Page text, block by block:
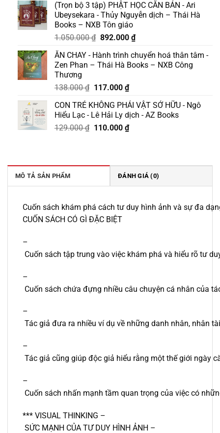
(Trọn bộ 3 tập) PHẬT HỌC CĂN BẢN - Ari
Ubeysekara - Thủy Nguyễn dịch – Thái Hà
Books – NXB Tôn giáo
1.050.000₫ Giá
là:
1.050.000 ₫.
892.000 ₫Giá
tại
là:
ĂN CHAY - Hành trình chuyển hoá thân tâm -
Zen Phan – Thái Hà Books – NXB Công
Thương
138.000₫ Giá
là:
138.000 ₫.
117.000 ₫Giá
tại
là:
117.000 ₫.
CON TRẺ KHÔNG PHẢI VẬT SỞ HỮU - Ngô
Hiểu Lạc - Lê Hải Ly dịch - AZ Books
129.000₫ Giá
110.000 ₫Giá
110.000 ₫.
MÔ TẢ SẢN PHẨM ĐÁNH GIÁ (0)
Cuốn sách khám phá cách tư duy hình ảnh và sự đa
CUỐN SÁCH CÓ GÌ ĐẶC BIỆT
–
Cuốn sách tập trung vào việc khám phá và hiểu rõ tư
–
Cuốn sách chứa đựng nhiều câu chuyện cá nhân của
–
Tác giả đưa ra nhiều ví dụ về những danh nhân, nhân
–
Tác giả cũng giúp độc giả hiểu rằng một thế giới ngày
–
Cuốn sách nhấn mạnh tầm quan trọng của việc có
*** VISUAL THINKING –
SỨC MẠNH CỦA TƯ DUY HÌNH ẢNH –